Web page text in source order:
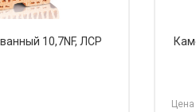
10,7NF, ЛСР
Цена